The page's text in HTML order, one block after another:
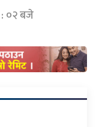
: ०२ बजे